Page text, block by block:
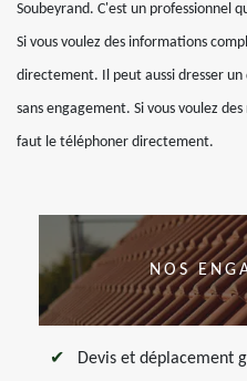
Soubeyrand. C'est un professionnel
Si vous voulez des informations
directement. Il peut aussi dresser
sans engagement. Si vous voulez
faut le téléphoner directement.
NOS
Devis et déplacement